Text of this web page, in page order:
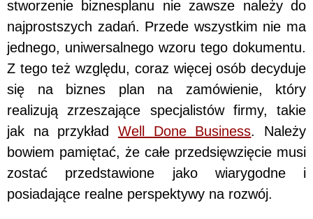
stworzenie biznesplanu nie zawsze należy do
najprostszych zadań. Przede wszystkim nie ma
jednego, uniwersalnego wzoru tego dokumentu.
Z tego też względu, coraz więcej osób decyduje
się na biznes plan na zamówienie, który
realizują zrzeszające specjalistów firmy, takie
jak na przykład Well Done Business. Należy
bowiem pamiętać, że całe przedsięwzięcie musi
zostać przedstawione jako wiarygodne i
posiadające realne perspektywy na rozwój.